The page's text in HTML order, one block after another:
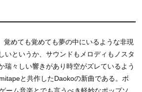
めても覚めても夢の中にいるような非現
いというか、サウンドもメロディもノスタ
瑞々しい響きがあり時空がズレているよう
と共作したDaokoの新曲である。ボ